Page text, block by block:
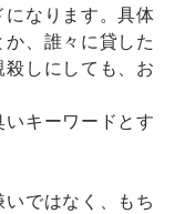
になります。具体
、誰々に貸した
しにしても、お
キーワードとす
ではなく、もち